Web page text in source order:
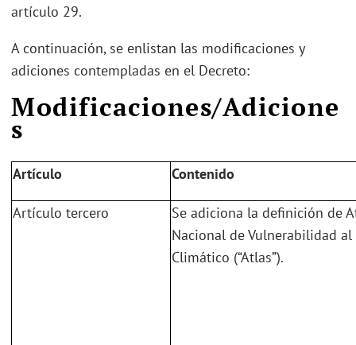
artículo 29.
A continuación, se enlistan las modificaciones y
adiciones contempladas en el Decreto:
Modificaciones/Adicione
s
Artículo Contenido
Artículo tercero
Se adiciona la definición de
Nacional de Vulnerabilidad al
Climático (“Atlas”).